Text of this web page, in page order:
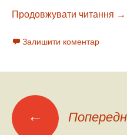
Продовжувати читання →
Залишити коментар
←